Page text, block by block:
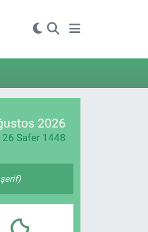
2026
26 Safer 1448